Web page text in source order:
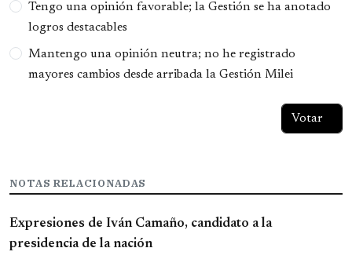
Tengo una opinión favorable; la Gestión se ha anotado
logros destacables
Mantengo una opinión neutra; no he registrado
mayores cambios desde arribada la Gestión Milei
NOTAS RELACIONADAS
Expresiones de Iván Camaño, candidato a la
presidencia de la nación